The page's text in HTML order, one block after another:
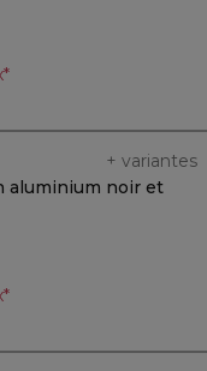
+ variantes
aluminium noir et